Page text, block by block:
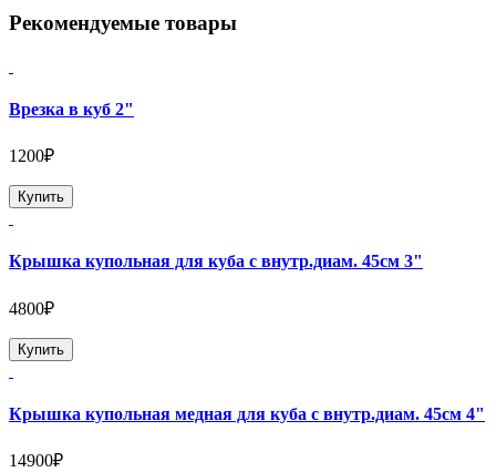
Рекомендуемые товары
Врезка в куб 2"
1200₽
Купить
Крышка купольная для куба с внутр.диам. 45см 3"
4800₽
Купить
Крышка купольная медная для куба с внутр.диам. 45см 4"
14900₽